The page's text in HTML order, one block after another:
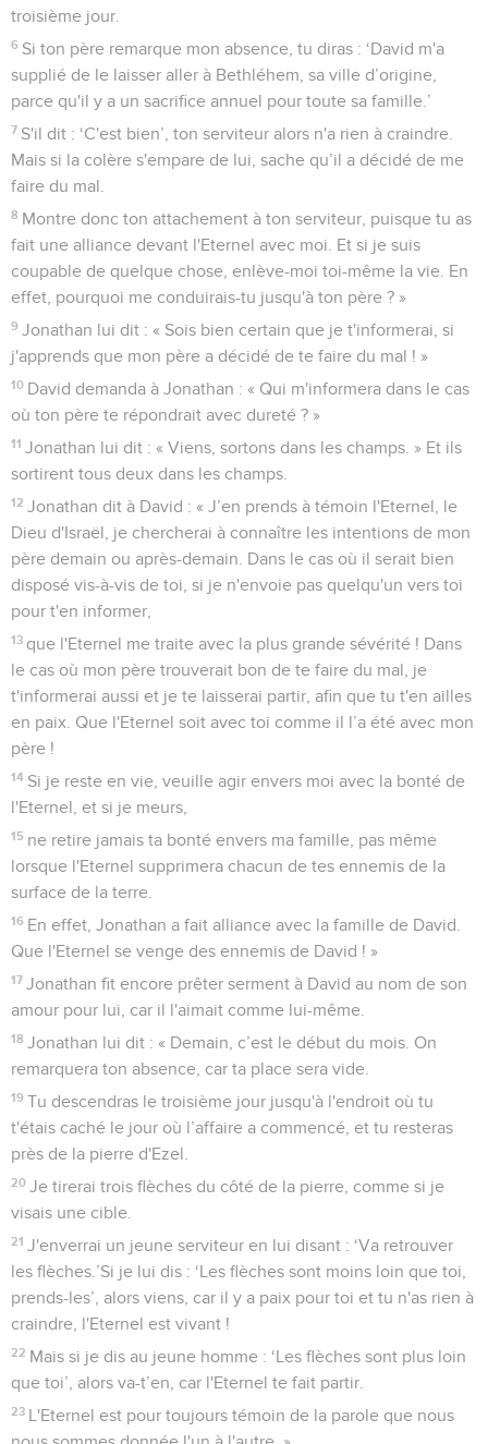
troisième jour.
6 Si ton père remarque mon absence, tu diras : ‘David m'a
supplié de le laisser aller à Bethléhem, sa ville d’origine,
parce qu'il y a un sacrifice annuel pour toute sa famille.’
7 S'il dit : ‘C'est bien’, ton serviteur alors n'a rien à craindre.
Mais si la colère s'empare de lui, sache qu’il a décidé de me
faire du mal.
8 Montre donc ton attachement à ton serviteur, puisque tu as
fait une alliance devant l'Eternel avec moi. Et si je suis
coupable de quelque chose, enlève-moi toi-même la vie. En
effet, pourquoi me conduirais-tu jusqu'à ton père ? »
9 Jonathan lui dit : « Sois bien certain que je t'informerai, si
j'apprends que mon père a décidé de te faire du mal ! »
10 David demanda à Jonathan : « Qui m'informera dans le cas
où ton père te répondrait avec dureté ? »
11 Jonathan lui dit : « Viens, sortons dans les champs. » Et ils
sortirent tous deux dans les champs.
12 Jonathan dit à David : « J’en prends à témoin l'Eternel, le
Dieu d'Israël, je chercherai à connaître les intentions de mon
père demain ou après-demain. Dans le cas où il serait bien
disposé vis-à-vis de toi, si je n'envoie pas quelqu'un vers toi
pour t'en informer,
13 que l'Eternel me traite avec la plus grande sévérité ! Dans
le cas où mon père trouverait bon de te faire du mal, je
t'informerai aussi et je te laisserai partir, afin que tu t'en ailles
en paix. Que l'Eternel soit avec toi comme il l’a été avec mon
père !
14 Si je reste en vie, veuille agir envers moi avec la bonté de
l'Eternel, et si je meurs,
15 ne retire jamais ta bonté envers ma famille, pas même
lorsque l'Eternel supprimera chacun de tes ennemis de la
surface de la terre.
16 En effet, Jonathan a fait alliance avec la famille de David.
Que l'Eternel se venge des ennemis de David ! »
17 Jonathan fit encore prêter serment à David au nom de son
amour pour lui, car il l'aimait comme lui-même.
18 Jonathan lui dit : « Demain, c’est le début du mois. On
remarquera ton absence, car ta place sera vide.
19 Tu descendras le troisième jour jusqu'à l'endroit où tu
t'étais caché le jour où l’affaire a commencé, et tu resteras
près de la pierre d'Ezel.
20 Je tirerai trois flèches du côté de la pierre, comme si je
visais une cible.
21 J'enverrai un jeune serviteur en lui disant : ‘Va retrouver
les flèches.’Si je lui dis : ‘Les flèches sont moins loin que toi,
prends-les’, alors viens, car il y a paix pour toi et tu n'as rien à
craindre, l'Eternel est vivant !
22 Mais si je dis au jeune homme : ‘Les flèches sont plus loin
que toi’, alors va-t’en, car l'Eternel te fait partir.
23 L'Eternel est pour toujours témoin de la parole que nous